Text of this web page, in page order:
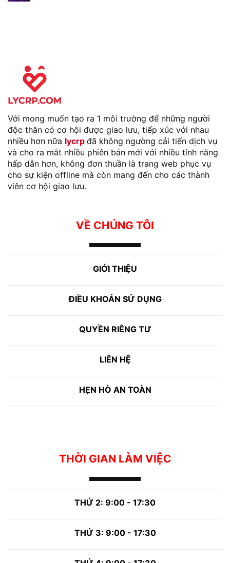
Với mong muốn tạo ra 1 môi trường để những người
độc thân có cơ hội được giao lưu, tiếp xúc với nhau
nhiều hơn nữa lycrp đã không ngường cải tiến dịch vụ
và cho ra mắt nhiều phiên bản mới với nhiều tính năng
hấp dẫn hơn, không đơn thuần là trang web phục vụ
cho sự kiện offline mà còn mang đến cho các thành
viên cơ hội giao lưu.
VỀ CHÚNG TÔI
GIỚI THIỆU
ĐIỀU KHOẢN SỬ DỤNG
QUYỀN RIÊNG TƯ
LIÊN HỆ
HẸN HÒ AN TOÀN
THỜI GIAN LÀM VIỆC
THỨ 2: 9:00 - 17:30
THỨ 3: 9:00 - 17:30